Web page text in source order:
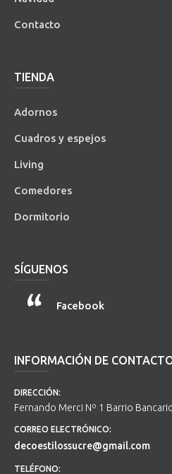
Contacto
TIENDA
Adornos
Cuadros y espejos
Living
Comedores
Dormitorio
SÍGUENOS
Facebook
INFORMACIÓN DE
DIRECCIÓN:
Fernando Merci Nº 1 Barrio
CORREO ELECTRÓNICO:
decoestilossucre@gmail.com
TELÉFONO: